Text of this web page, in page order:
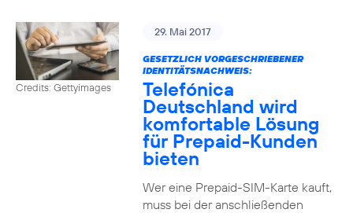
Credits: Gettyimages
29. Mai 2017
GESETZLICH VORGESCHRIEBENER
IDENTITÄTSNACHWEIS:
Telefónica
Deutschland wird
komfortable Lösung
für Prepaid-Kunden
bieten
Wer eine Prepaid-SIM-Karte kauft,
muss bei der anschließenden